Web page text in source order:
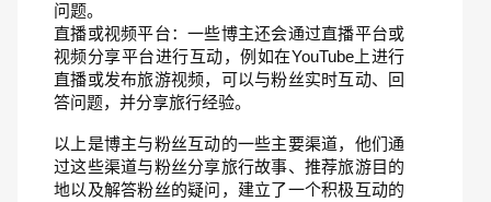
问题。
直播或视频平台：一些博主还会通过直播平台或
视频分享平台进行互动，例如在YouTube上进行
直播或发布旅游视频，可以与粉丝实时互动、回
答问题，并分享旅行经验。
以上是博主与粉丝互动的一些主要渠道，他们通
过这些渠道与粉丝分享旅行故事、推荐旅游目的
地以及解答粉丝的疑问，建立了一个积极互动的